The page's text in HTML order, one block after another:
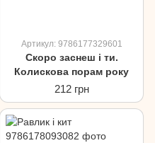
Артикул: 9786177329601
Скоро заснеш і ти.
Колискова порам року
212 грн